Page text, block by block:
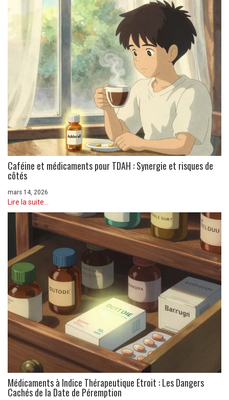
Caféine et médicaments pour TDAH : Synergie et risques de
côtés
mars 14, 2026
Lire la suite...
Médicaments à Indice Thérapeutique Étroit : Les Dangers
Cachés de la Date de Péremption